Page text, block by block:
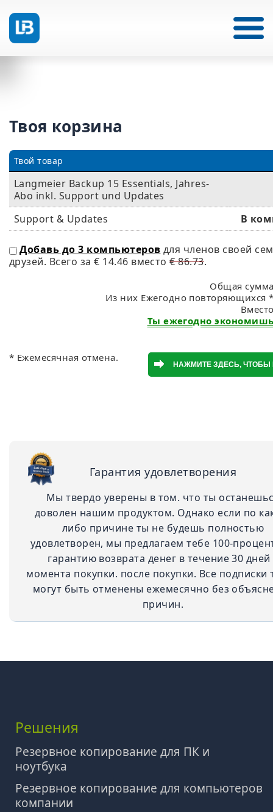
Твоя корзина
Твой товар
Langmeier Backup 15 Essentials, Jahres-
Abo inkl. Support und Updates
Support & Updates
В
Добавь до 3 компьютеров для членов своей
друзей. Всего за€ 14.46 вместо€ 86.73.
Общая
Из них Ежегодно повторяющихся
Ты ежегодно
* Ежемесячная отмена.
Гарантия удовлетворения
Мы твердо уверены в том. что ты
доволен нашим продуктом. Однако если по
либо причине ты не будешь полностью
удовлетворен, мы предлагаем тебе 100-
гарантию возврата денег в течение 30 дней
момента покупки. после покупки. Все подписки
могут быть отменены ежемесячно без
причин.
Решения
Резервное копирование для ПК и
ноутбука
Резервное копирование для компьютеров
компании